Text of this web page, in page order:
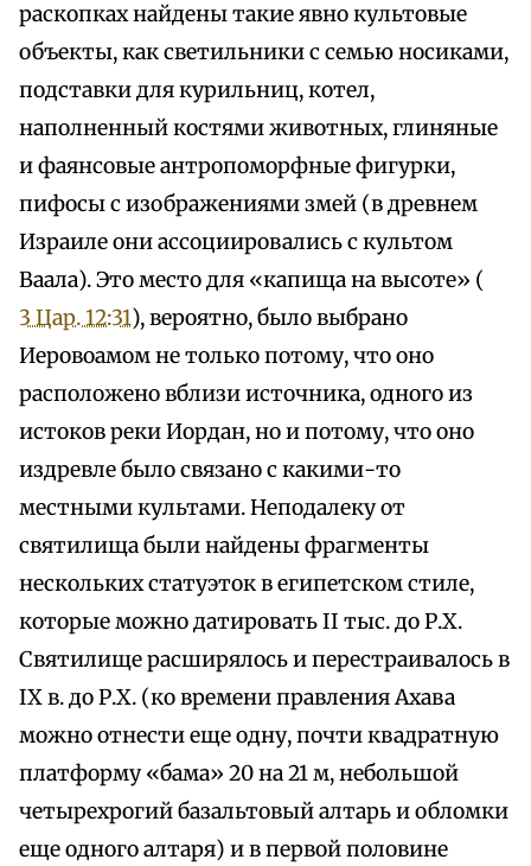
раскопках найдены такие явно культовые
объекты, как светильники с семью носиками,
подставки для курильниц, котел,
наполненный костями животных, глиняные
и фаянсовые антропоморфные фигурки,
пифосы с изображениями змей (в древнем
Израиле они ассоциировались с культом
Ваала). Это место для «капища на высоте» (
3 Цар. 12:31), вероятно, было выбрано
Иеровоамом не только потому, что оно
расположено вблизи источника, одного из
истоков реки Иордан, но и потому, что оно
издревле было связано с какими-то
местными культами. Неподалеку от
святилища были найдены фрагменты
нескольких статуэток в египетском стиле,
которые можно датировать II тыс. до Р.Х.
Святилище расширялось и перестраивалось в
IX в. до Р.Х. (ко времени правления Ахава
можно отнести еще одну, почти квадратную
платформу «бама» 20 на 21 м, небольшой
четырехрогий базальтовый алтарь и обломки
еще одного алтаря) и в первой половине